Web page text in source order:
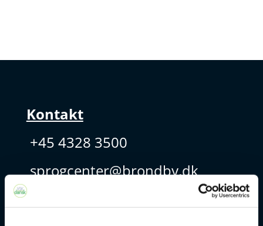
Kontakt
+45 4328 3500
sprogcenter@brondby.dk